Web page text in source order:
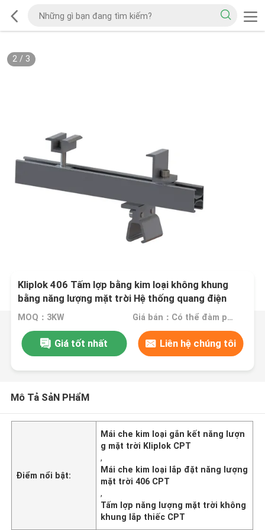
2/ 3
Kliplok 406 Tấm lợp bằng kim loại không khung
bằng năng lượng mặt trời Hệ thống quang điện
thương mại
MOQ：3KW Giá bán：Có thể đàm phán
Giá tốt nhất Liên hệ chúng tôi
Mô Tả SảN PHẩM
Điểm nổi bật:
Mái che kim loại gắn kết năng lượn
g mặt trời Kliplok CPT
,
Mái che kim loại lắp đặt năng lượng
mặt trời 406 CPT
,
Tấm lợp năng lượng mặt trời không
khung lắp thiếc CPT